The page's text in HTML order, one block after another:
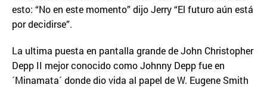
esto: “No en este momento” dijo Jerry “El futuro aún está
por decidirse”.
La ultima puesta en pantalla grande de John Christopher
Depp II mejor conocido como Johnny Depp fue en
´Minamata´ donde dio vida al papel de W. Eugene Smith